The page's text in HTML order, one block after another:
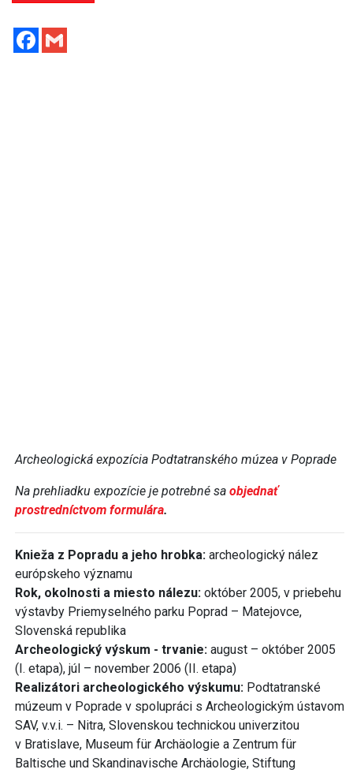
Facebook
Archeologická expozícia Podtatranského múzea v Poprade
Na prehliadku expozície je potrebné sa objednať
prostredníctvom formulára.
Knieža z Popradu a jeho hrobka: archeologický nález
európskeho významu
Rok, okolnosti a miesto nálezu: október 2005, v priebehu
výstavby Priemyselného parku Poprad – Matejovce,
Slovenská republika
Archeologický výskum - trvanie: august – október 2005
(I. etapa), júl – november 2006 (II. etapa)
Realizátori archeologického výskumu: Podtatranské
múzeum v Poprade v spolupráci s Archeologickým ústavom
SAV, v.v.i. – Nitra, Slovenskou technickou univerzitou
v Bratislave, Museum für Archäologie a Zentrum für
Baltische und Skandinavische Archäologie, Stiftung